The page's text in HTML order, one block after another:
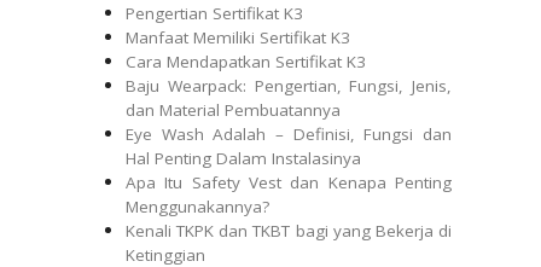
Pengertian Sertifikat K3
Manfaat Memiliki Sertifikat K3
Cara Mendapatkan Sertifikat K3
Baju Wearpack: Pengertian, Fungsi, Jenis,
dan Material Pembuatannya
Eye Wash Adalah – Definisi, Fungsi dan
Hal Penting Dalam Instalasinya
Apa Itu Safety Vest dan Kenapa Penting
Menggunakannya?
Kenali TKPK dan TKBT bagi yang Bekerja di
Ketinggian